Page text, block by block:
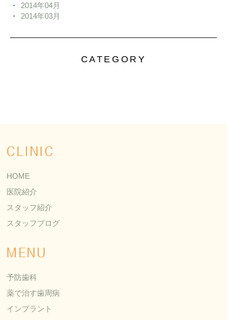
2014年04月
2014年03月
CATEGORY
CLINIC
HOME
医院紹介
スタッフ紹介
スタッフブログ
MENU
予防歯科
薬で治す歯周病
インプラント